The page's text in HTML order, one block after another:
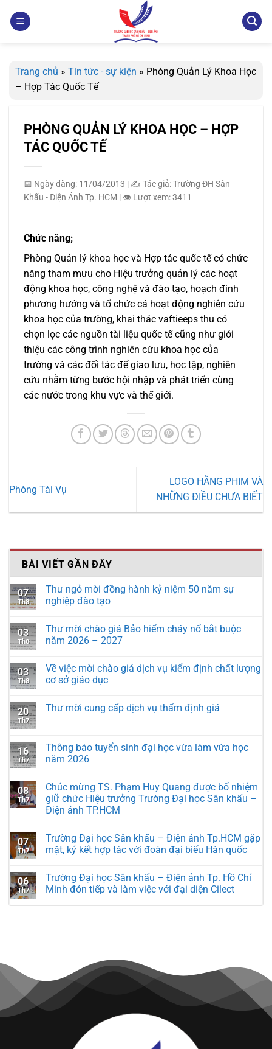
qua
Trang chủ » Tin tức - sự kiện » Phòng Quản Lý Khoa Học
– Hợp Tác Quốc Tế
PHÒNG QUẢN LÝ KHOA HỌC – HỢP
TÁC QUỐC TẾ
📅 Ngày đăng: 11/04/2013 | ✍️ Tác giả: Trường ĐH Sân
Khấu - Điện Ảnh Tp. HCM | 👁️ Lượt xem: 3411
Chức năng;
Phòng Quản lý khoa học và Hợp tác quốc tế có chức
năng tham mưu cho Hiệu trưởng quản lý các hoạt
động khoa học, công nghệ và đào tạo, hoạch đinh
phương hướng và tổ chức cá hoạt động nghiên cứu
khoa học của trường, khai thác vaftieeps thu có
chọn lọc các nguồn tài liệu quốc tế cũng như giới
thiệu các công trình nghiên cứu khoa học của
trường và các đối tác để giao lưu, học tập, nghiên
cứu nhằm từng bước hội nhập và phát triển cùng
các nước trong khu vực và thế giới.
Phòng Tài Vụ
LOGO HÃNG PHIM VÀ
NHỮNG ĐIỀU CHƯA BIẾT
BÀI VIẾT GẦN ĐÂY
07
Th8
Thư ngỏ mời đồng hành kỷ niệm 50 năm sự
nghiệp đào tạo
03
Th8
Thư mời chào giá Bảo hiểm cháy nổ bắt buộc
năm 2026 – 2027
03
Th8
Về việc mời chào giá dịch vụ kiểm định chất lượng
cơ sở giáo dục
20
Th7
Thư mời cung cấp dịch vụ thẩm định giá
16
Th7
Thông báo tuyển sinh đại học vừa làm vừa học
năm 2026
08
Th7
Chúc mừng TS. Phạm Huy Quang được bổ nhiệm
giữ chức Hiệu trưởng Trường Đại học Sân khấu –
Điện ảnh TP.HCM
07
Th7
Trường Đại học Sân khấu – Điện ảnh Tp.HCM gặp
mặt, ký kết hợp tác với đoàn đại biểu Hàn quốc
06
Th7
Trường Đại học Sân khấu – Điện ảnh Tp. Hồ Chí
Minh đón tiếp và làm việc với đại diện Cilect